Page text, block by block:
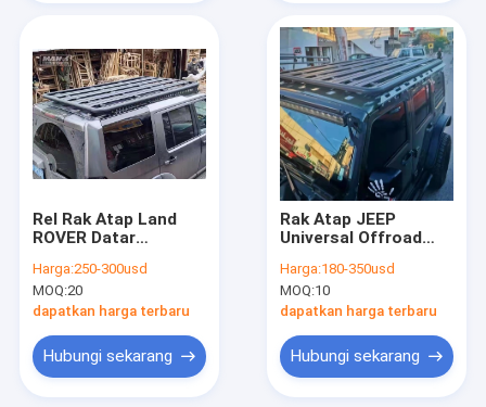
Rel Rak Atap Land
ROVER Datar
Discovery 3 4
Harga:250-300usd
MOQ:20
dapatkan harga terbaru
Hubungi sekarang
Rak Atap JEEP
Universal Offroad
Jeep Wrangler
Harga:180-350usd
MOQ:10
dapatkan harga terbaru
Hubungi sekarang